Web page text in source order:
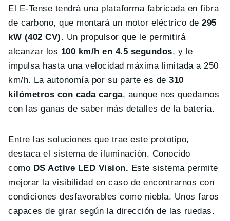
El E-Tense tendrá una plataforma fabricada en fibra
de carbono, que montará un motor eléctrico de295
kW (402 CV). Un propulsor que le permitirá
alcanzar los 100 km/h en 4.5 segundos, y le
impulsa hasta una velocidad máxima limitada a 250
km/h. La autonomía por su parte es de 310
kilómetros con cada carga, aunque nos quedamos
con las ganas de saber más detalles de la batería.
Entre las soluciones que trae este prototipo,
destaca el sistema de iluminación. Conocido
como DS Active LED Vision. Este sistema permite
mejorar la visibilidad en caso de encontrarnos con
condiciones desfavorables como niebla. Unos faros
capaces de girar según la dirección de las ruedas.